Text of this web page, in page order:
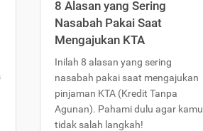
8 Alasan yang Sering
Nasabah Pakai Saat
Mengajukan KTA
Inilah 8 alasan yang sering
nasabah pakai saat mengajukan
pinjaman KTA (Kredit Tanpa
Agunan). Pahami dulu agar kamu
tidak salah langkah!